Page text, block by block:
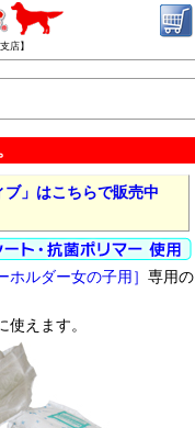
店】
」はこちらで販売中
ホルダー女の子用］ 専用の
えます。